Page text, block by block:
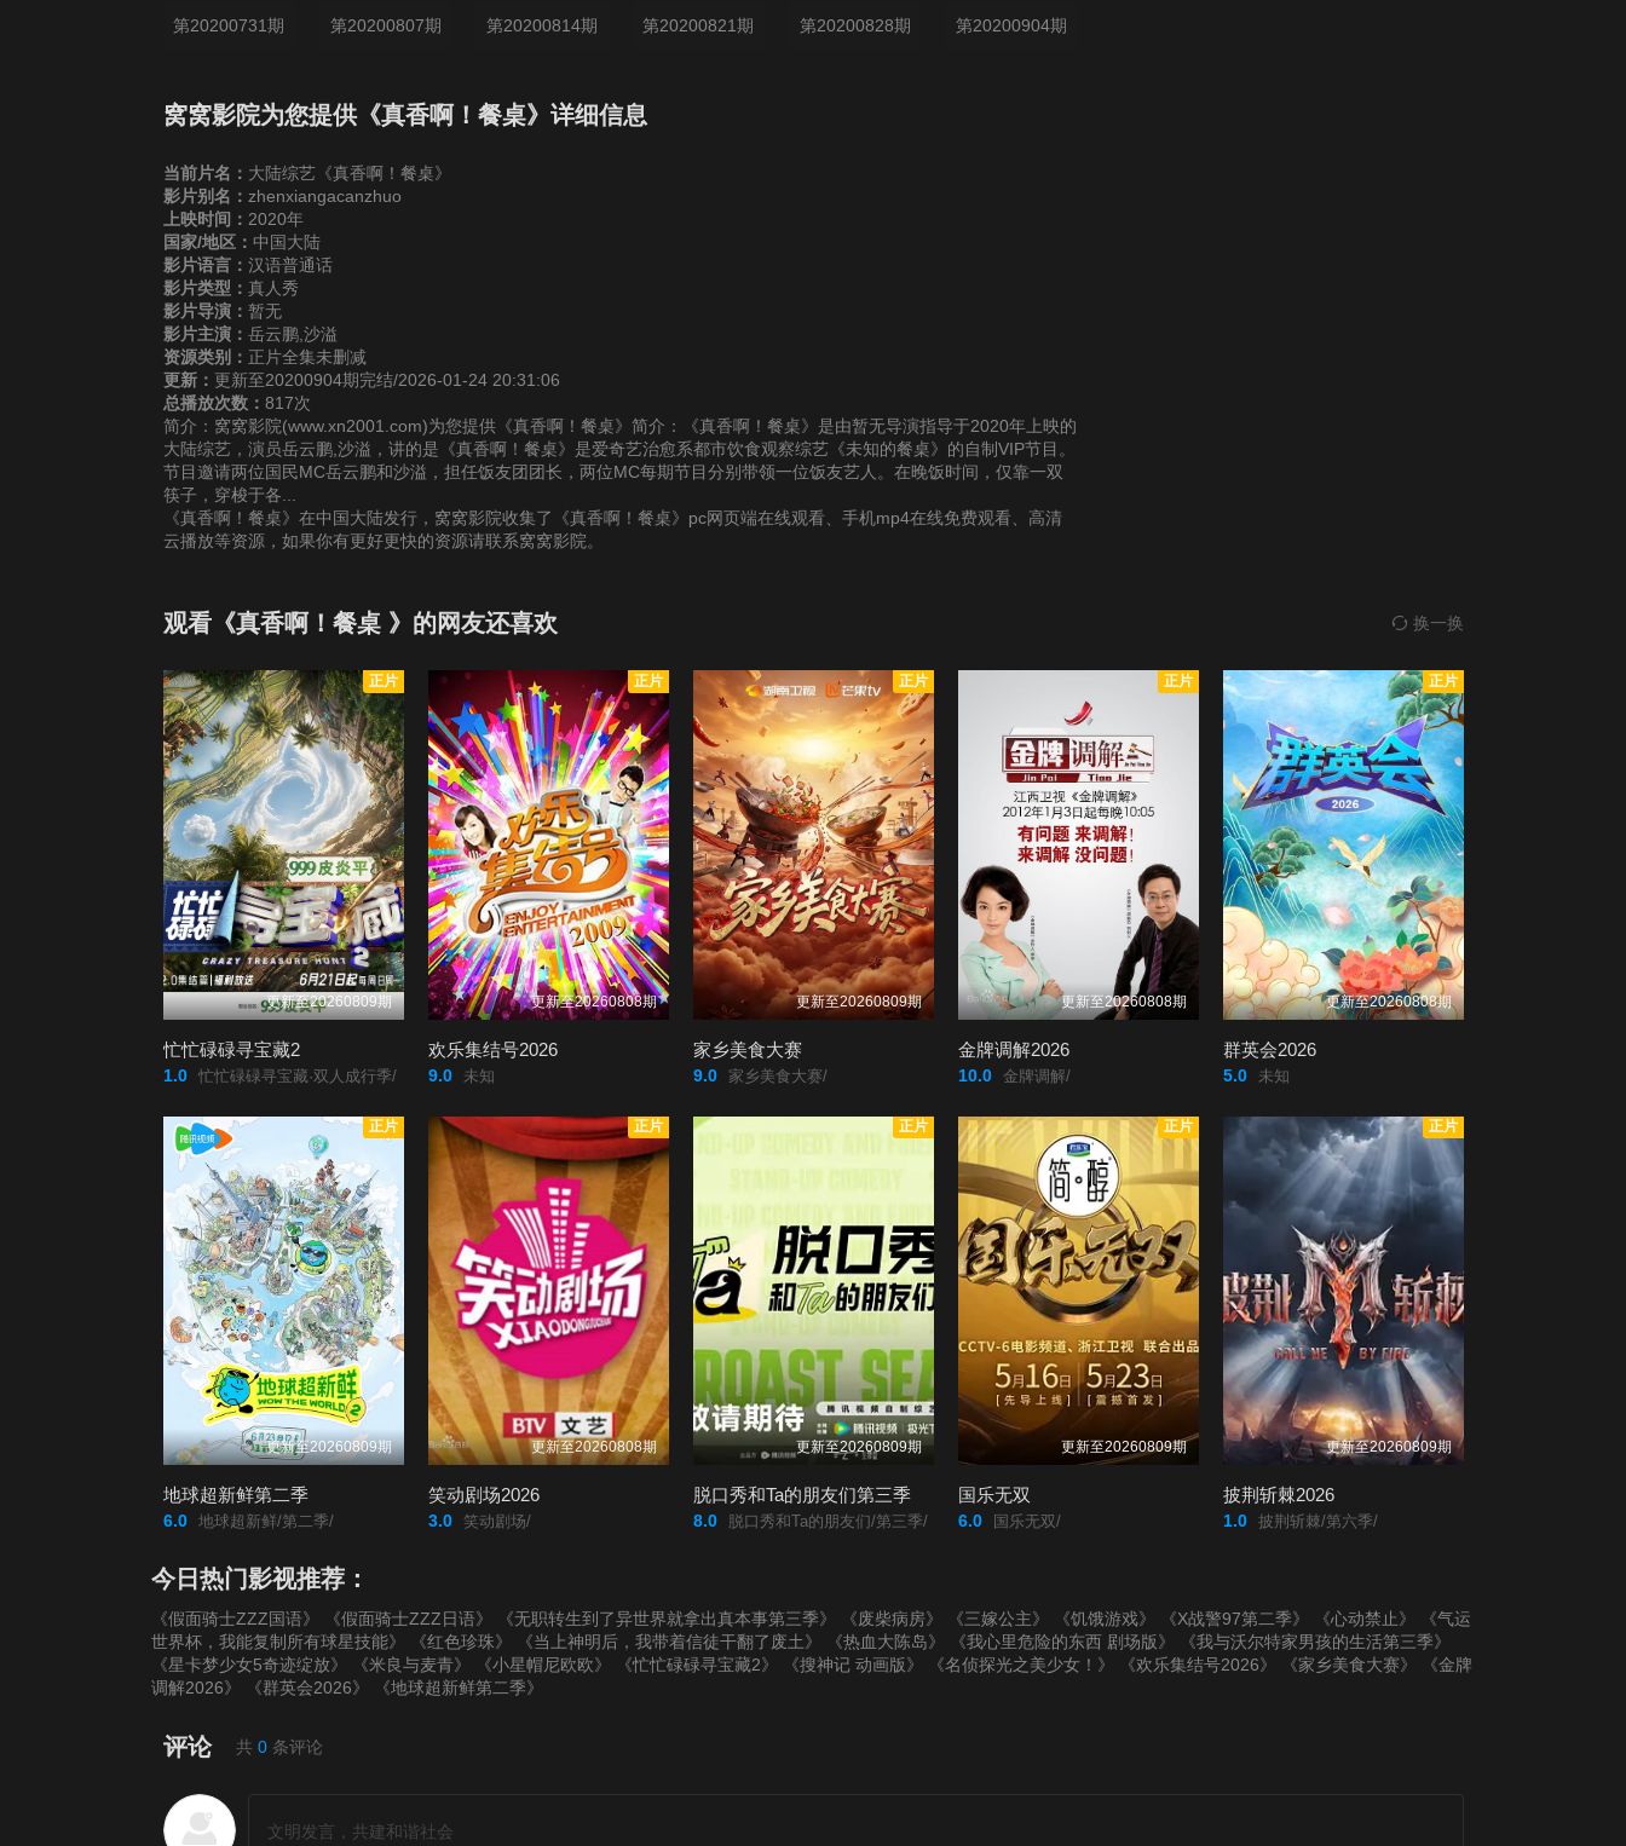
第20200731期 第20200807期 第20200814期 第20200821期 第20200828期 第20200904期
窝窝影院为您提供《真香啊！餐桌》详细信息
当前片名： 大陆综艺《真香啊！餐桌》
影片别名： zhenxiangacanzhuo
上映时间： 2020年
国家/地区： 中国大陆
影片语言： 汉语普通话
影片类型： 真人秀
影片导演： 暂无
影片主演： 岳云鹏,沙溢
资源类别： 正片全集未删减
更新： 更新至20200904期完结/2026-01-24 20:31:06
总播放次数： 817次
简介：窝窝影院(www.xn2001.com)为您提供《真香啊！餐桌》简介：《真香啊！餐桌》是由暂无导演指导于2020年上映的
大陆综艺，演员岳云鹏,沙溢，讲的是《真香啊！餐桌》是爱奇艺治愈系都市饮食观察综艺《未知的餐桌》的自制VIP节目。
节目邀请两位国民MC岳云鹏和沙溢，担任饭友团团长，两位MC每期节目分别带领一位饭友艺人。在晚饭时间，仅靠一双
筷子，穿梭于各...
《真香啊！餐桌》在中国大陆发行，窝窝影院收集了《真香啊！餐桌》pc网页端在线观看、手机mp4在线免费观看、高清
云播放等资源，如果你有更好更快的资源请联系窝窝影院。
观看《真香啊！餐桌 》的网友还喜欢 换一换
正片
更新至20260809期
忙忙碌碌寻宝藏2
1.0 忙忙碌碌寻宝藏·双人成行季/
正片
更新至20260808期
欢乐集结号2026
9.0 未知
正片
更新至20260809期
家乡美食大赛
9.0 家乡美食大赛/
正片
更新至20260808期
金牌调解2026
10.0 金牌调解/
正片
更新至20260808期
群英会2026
5.0 未知
正片
更新至20260809期
地球超新鲜第二季
6.0 地球超新鲜/第二季/
正片
更新至20260808期
笑动剧场2026
3.0 笑动剧场/
正片
更新至20260809期
脱口秀和Ta的朋友们第三季
8.0 脱口秀和Ta的朋友们/第三季/
正片
更新至20260809期
国乐无双
6.0 国乐无双/
正片
更新至20260809期
披荆斩棘2026
1.0 披荆斩棘/第六季/
今日热门影视推荐：
《假面骑士ZZZ国语》 《假面骑士ZZZ日语》 《无职转生到了异世界就拿出真本事第三季》 《废柴病房》 《三嫁公主》 《饥饿游戏》 《X战警97第二季》 《心动禁止》
《气运
世界杯，我能复制所有球星技能》
《红色珍珠》 《当上神明后，我带着信徒干翻了废土》 《热血大陈岛》 《我心里危险的东西 剧场版》
《我与沃尔特家男孩的生活第三季》
《星卡梦少女5奇迹绽放》
《米良与麦青》 《小星帽尼欧欧》 《忙忙碌碌寻宝藏2》 《搜神记 动画版》 《名侦探光之美少女！》 《欢乐集结号2026》 《家乡美食大赛》
《金牌
调解2026》
《群英会2026》 《地球超新鲜第二季》
评论 共 0条评论